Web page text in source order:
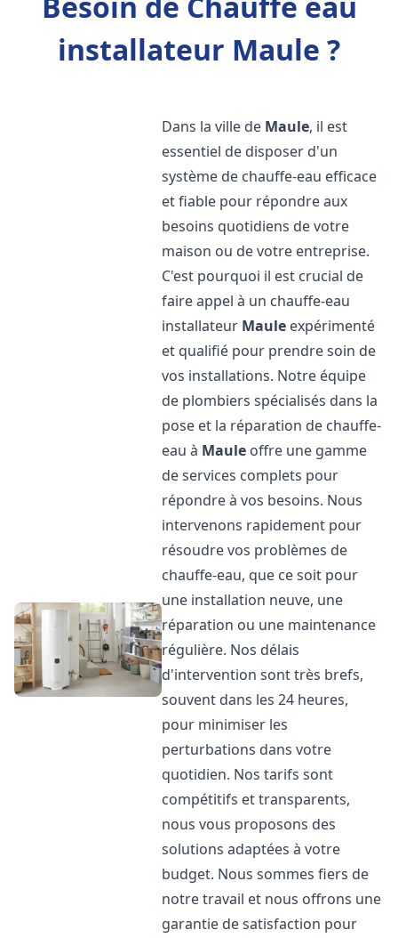
installateur Maule ?
Dans la ville de Maule, il est
essentiel de disposer d'un
système de chauffe-eau efficace
et fiable pour répondre aux
besoins quotidiens de votre
maison ou de votre entreprise.
C'est pourquoi il est crucial de
faire appel à un chauffe-eau
installateur Maule expérimenté
et qualifié pour prendre soin de
vos installations. Notre équipe
de plombiers spécialisés dans la
pose et la réparation de chauffe-
eau à Maule offre une gamme
de services complets pour
répondre à vos besoins. Nous
intervenons rapidement pour
résoudre vos problèmes de
chauffe-eau, que ce soit pour
une installation neuve, une
réparation ou une maintenance
régulière. Nos délais
d'intervention sont très brefs,
souvent dans les 24 heures,
pour minimiser les
perturbations dans votre
quotidien. Nos tarifs sont
compétitifs et transparents,
nous vous proposons des
solutions adaptées à votre
budget. Nous sommes fiers de
notre travail et nous offrons une
garantie de satisfaction pour